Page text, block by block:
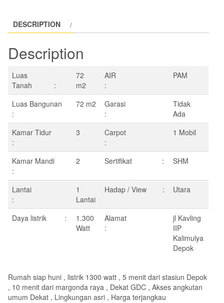
DESCRIPTION
Description
Luas
Tanah :
72
m2
AIR
:
PAM
Luas Bangunan
:
72 m2
Garasi
:
Tidak
Ada
Kamar Tidur
:
3
Carpot
:
1 Mobil
Kamar Mandi
:
2 Sertifikat : SHM
Lantai
:
1
Lantai
Hadap / View : Utara
Daya listrik :
1.300
Watt
Alamat
:
jl Kavling
IIP
Kalimulya
Depok
Rumah siap huni , listrik 1300 watt , 5 menit dari stasiun Depok
, 10 menit dari margonda raya , Dekat GDC , Akses angkutan
umum Dekat , Lingkungan asri , Harga terjangkau